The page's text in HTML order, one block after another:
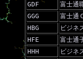
GDF
富士通
GGG
富士通
HBG
ビジネ
HFE
富士通
HHH
ビジネ